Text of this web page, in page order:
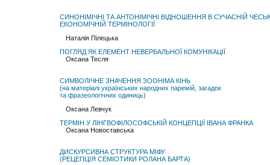
СИНОНІМІЧНІ ТА АНТОНІМІЧНІ ВІДНОШЕННЯ В СУЧАСНІЙ
ЕКОНОМІЧНІЙ ТЕРМІНОЛОГІЇ
Наталія Пілецька
ПОГЛЯД ЯК ЕЛЕМЕНТ НЕВЕРБАЛЬНОЇ КОМУНІКАЦІЇ
Оксана Тесля
СИМВОЛІЧНЕ ЗНАЧЕННЯ ЗООНІМА КІНЬ
(на матеріалі українських народних паремій, загадок
та фразеологічних одиниць)
Оксана Левчук
ТЕРМІН У ЛІНГВОФІЛОСОФСЬКІЙ КОНЦЕПЦІЇ ІВАНА ФРАНКА
Оксана Новоставська
ДИСКУРСИВНА СТРУКТУРА МІФУ
(РЕЦЕПЦІЯ СЕМІОТИКИ РОЛАНА БАРТА)